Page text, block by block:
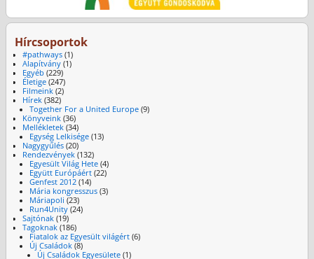
Hírcsoportok
#pathways(1)
Alapítvány(1)
Egyéb (229)
Életige(247)
Filmeink(2)
Hírek(382)
Together For a United Europe (9)
Könyveink(36)
Mellékletek(34)
Egység Lelkisége (13)
Nagygyűlés(20)
Rendezvények(132)
Egyesült Világ Hete (4)
Együtt Európáért (22)
Genfest 2012 (14)
Mária kongresszus (3)
Máriapoli (23)
Run4Unity (24)
Sajtónak(19)
Tagoknak(186)
Fiatalok az Egyesült világért (6)
Új Családok (8)
Új Családok Egyesülete(1)